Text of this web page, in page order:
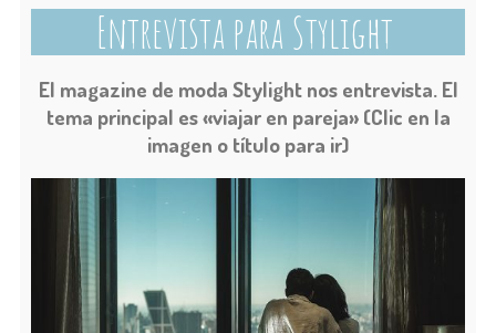
Entrevista para Stylight
El magazine de moda Stylight nos entrevista. El
tema principal es «viajar en pareja» (Clic en la
imagen o título para ir)